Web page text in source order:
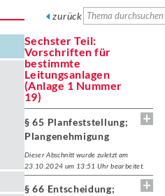
zurück
Sechster Teil:
Vorschriften für
bestimmte
Leitungsanlagen
(Anlage 1 Nummer
19)
§ 65 Planfeststellung;
Plangenehmigung
Dieser Abschnitt wurde zuletzt am
23.10.2024 um 13:51 Uhr bearbeitet.
§ 66 Entscheidung;